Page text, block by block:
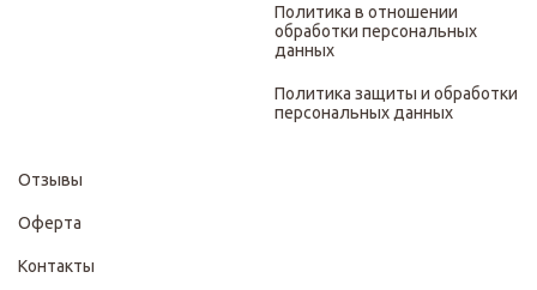
Политика в отношении
обработки персональных
данных
Политика защиты и обработки
персональных данных
Отзывы
Оферта
Контакты